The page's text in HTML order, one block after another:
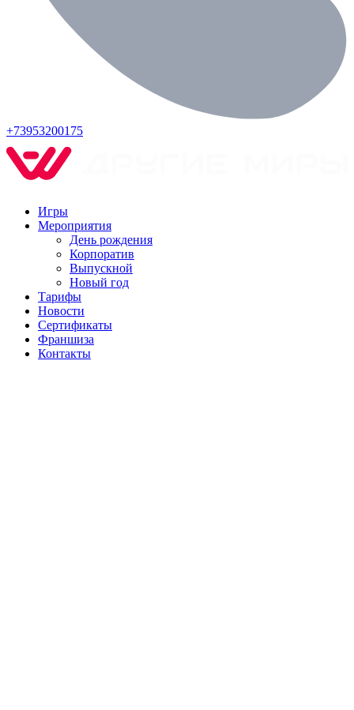
+73953200175
Игры
Мероприятия
День рождения
Корпоратив
Выпускной
Новый год
Тарифы
Новости
Сертификаты
Франшиза
Контакты